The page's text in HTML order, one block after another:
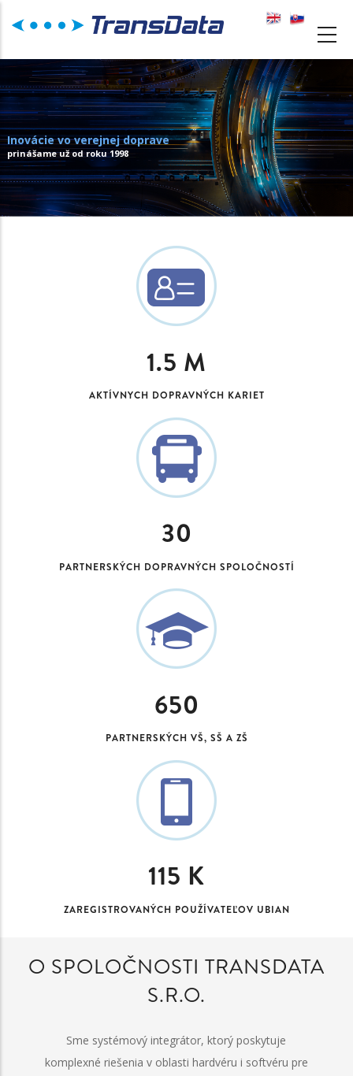
na
obsah
NAVIGATION
Inovácie vo verejnej doprave
prinášame už od roku 1998
1.5 M
AKTÍVNYCH DOPRAVNÝCH KARIET
30
PARTNERSKÝCH DOPRAVNÝCH SPOLOČNOSTÍ
650
PARTNERSKÝCH VŠ, SŠ A ZŠ
115 K
ZAREGISTROVANÝCH POUŽÍVATEĽOV UBIAN
O SPOLOČNOSTI TRANSDATA
S.R.O.
Sme systémový integrátor, ktorý poskytuje
komplexné riešenia v oblasti hardvéru i softvéru pre